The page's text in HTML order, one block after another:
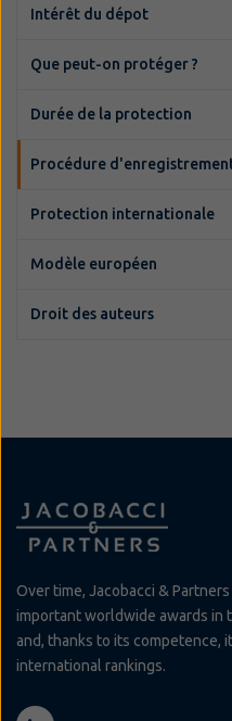
Intérêt du dépot
Que peut-on protéger ?
Durée de la protection
Procédure
Protection internationale
Modèle européen
Droit des auteurs
Over time, Jacobacci &
important worldwide awards
and, thanks to its competence,
international rankings.